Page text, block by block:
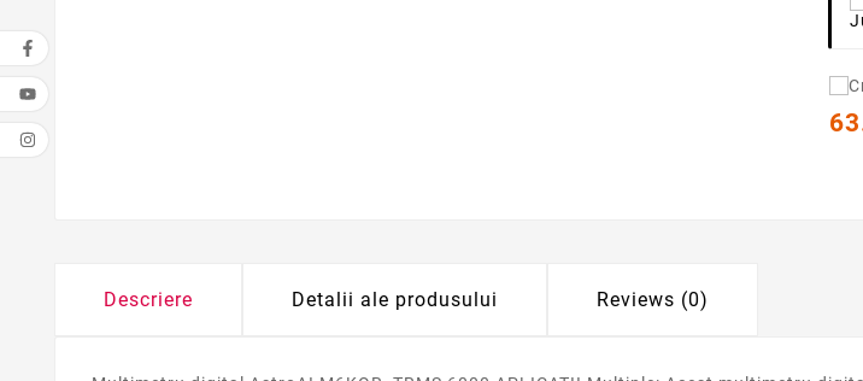
Descriere Detalii ale produsului Reviews (0)